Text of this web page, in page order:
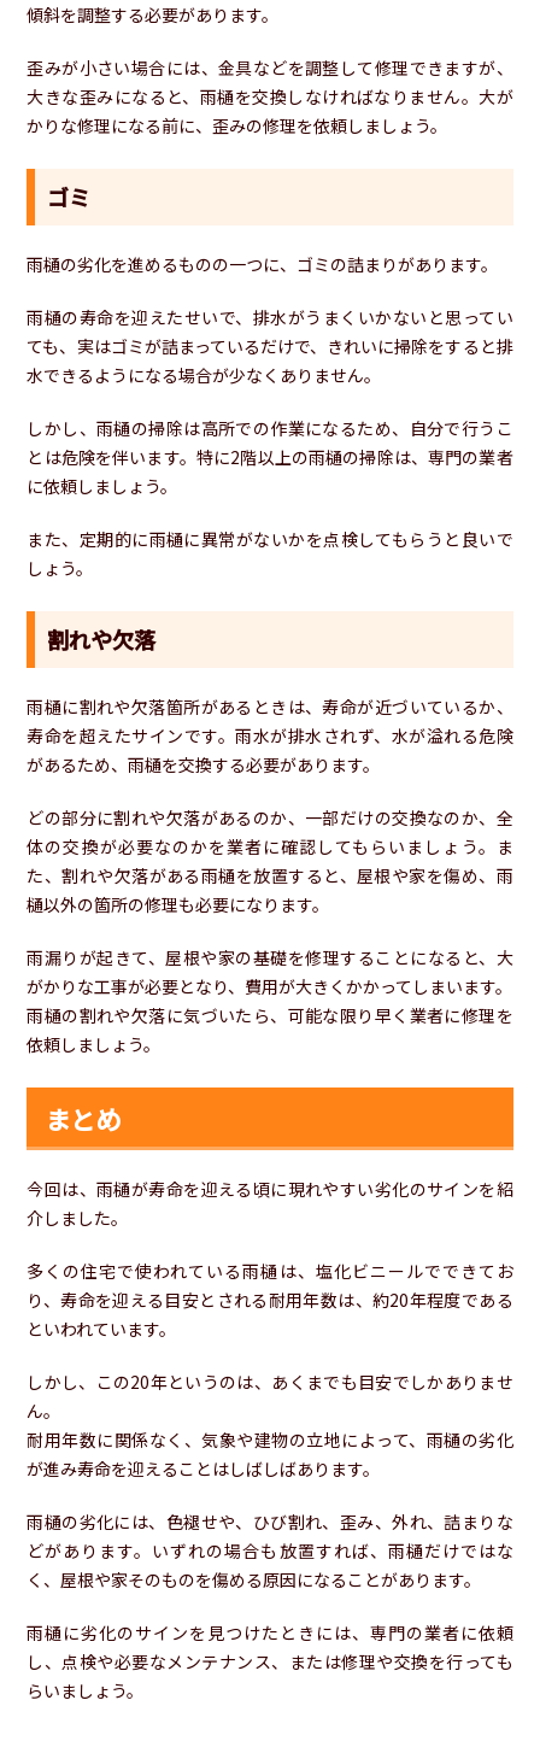
傾斜を調整する必要があります。
歪みが小さい場合には、金具などを調整して修理できますが、
大きな歪みになると、雨樋を交換しなければなりません。大が
かりな修理になる前に、歪みの修理を依頼しましょう。
ゴミ
雨樋の劣化を進めるものの一つに、ゴミの詰まりがあります。
雨樋の寿命を迎えたせいで、排水がうまくいかないと思ってい
ても、実はゴミが詰まっているだけで、きれいに掃除をすると排
水できるようになる場合が少なくありません。
しかし、雨樋の掃除は高所での作業になるため、自分で行うこ
とは危険を伴います。特に2階以上の雨樋の掃除は、専門の業者
に依頼しましょう。
また、定期的に雨樋に異常がないかを点検してもらうと良いで
しょう。
割れや欠落
雨樋に割れや欠落箇所があるときは、寿命が近づいているか、
寿命を超えたサインです。雨水が排水されず、水が溢れる危険
があるため、雨樋を交換する必要があります。
どの部分に割れや欠落があるのか、一部だけの交換なのか、全
体の交換が必要なのかを業者に確認してもらいましょう。ま
た、割れや欠落がある雨樋を放置すると、屋根や家を傷め、雨
樋以外の箇所の修理も必要になります。
雨漏りが起きて、屋根や家の基礎を修理することになると、大
がかりな工事が必要となり、費用が大きくかかってしまいます。
雨樋の割れや欠落に気づいたら、可能な限り早く業者に修理を
依頼しましょう。
まとめ
今回は、雨樋が寿命を迎える頃に現れやすい劣化のサインを紹
介しました。
多くの住宅で使われている雨樋は、塩化ビニールでできてお
り、寿命を迎える目安とされる耐用年数は、約20年程度である
といわれています。
しかし、この20年というのは、あくまでも目安でしかありませ
ん。
耐用年数に関係なく、気象や建物の立地によって、雨樋の劣化
が進み寿命を迎えることはしばしばあります。
雨樋の劣化には、色褪せや、ひび割れ、歪み、外れ、詰まりな
どがあります。いずれの場合も放置すれば、雨樋だけではな
く、屋根や家そのものを傷める原因になることがあります。
雨樋に劣化のサインを見つけたときには、専門の業者に依頼
し、点検や必要なメンテナンス、または修理や交換を行っても
らいましょう。